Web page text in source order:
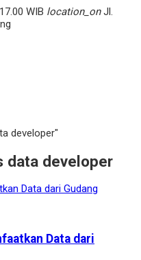
WIB location_onJl.
developer"
data developer
Data dari